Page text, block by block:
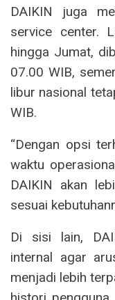
DAIKIN juga
service center.
hingga Jumat,
07.00 WIB,
libur nasional
WIB.
“Dengan opsi
waktu
DAIKIN akan
sesuai
Di sisi lain,
internal agar
menjadi lebih